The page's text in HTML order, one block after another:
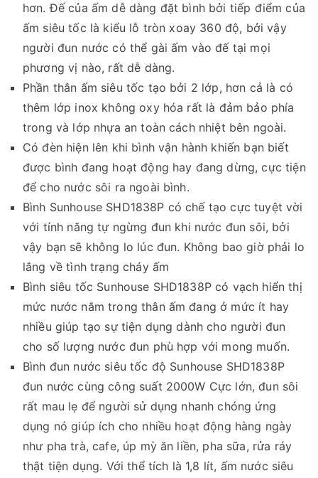
hơn. Đế của ấm dễ dàng đặt bình bởi tiếp điểm của
ấm siêu tốc là kiểu lỗ tròn xoay 360 độ, bởi vậy
người đun nước có thể gài ấm vào đế tại mọi
phương vị nào, rất dễ dàng.
Phần thân ấm siêu tốc tạo bởi 2 lớp, hơn cả là có
thêm lớp inox không oxy hóa rất là đảm bảo phía
trong và lớp nhựa an toàn cách nhiệt bên ngoài.
Có đèn hiện lên khi bình vận hành khiến bạn biết
được bình đang hoạt động hay đang dừng, cực tiện
để cho nước sôi ra ngoài bình.
Bình Sunhouse SHD1838P có chế tạo cực tuyệt vời
với tính năng tự ngừng đun khi nước đun sôi, bởi
vậy bạn sẽ không lo lúc đun. Không bao giờ phải lo
lắng về tình trạng cháy ấm
Bình siêu tốc Sunhouse SHD1838P có vạch hiển thị
mức nước nằm trong thân ấm đang ở mức ít hay
nhiều giúp tạo sự tiện dụng dành cho người đun
cho số lượng nước đun phù hợp với mong muốn.
Bình đun nước siêu tốc độ Sunhouse SHD1838P
đun nước cùng công suất 2000W Cực lớn, đun sôi
rất mau lẹ để người sử dụng nhanh chóng ứng
dụng nó giúp ích cho nhiều hoạt động hàng ngày
như pha trà, cafe, úp mỳ ăn liền, pha sữa, rửa ráy
thật tiện dụng. Với thể tích là 1,8 lít, ấm nước siêu